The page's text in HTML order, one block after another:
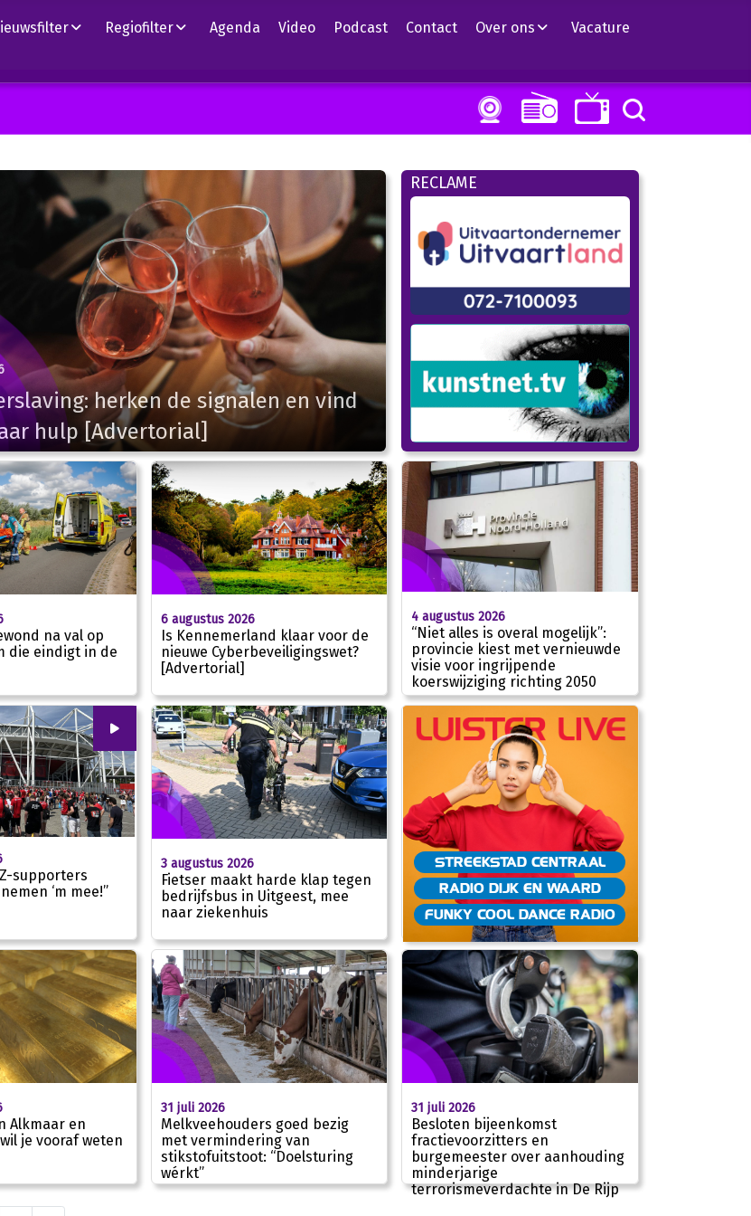
Regiofilter Agenda Video Podcast Contact Over ons Vacature
herken de signalen en vind
hulp [Advertorial]
RECLAME
na val op
die eindigt in de
6 augustus 2026
Is Kennemerland klaar voor de
nieuwe Cyberbeveiligingswet?
[Advertorial]
4 augustus 2026
“Niet alles is overal mogelijk”:
provincie kiest met vernieuwde
visie voor ingrijpende
koerswijziging richting 2050
00:00
supporters
‘m mee!”
3 augustus 2026
Fietser maakt harde klap tegen
bedrijfsbus in Uitgeest, mee
naar ziekenhuis
STREEKSTAD CENTRAAL
RADIO DIJK EN WAARD
FUNKY COOL DANCE RADIO
Alkmaar en
je vooraf weten
31 juli 2026
Melkveehouders goed bezig
met vermindering van
stikstofuitstoot: “Doelsturing
wérkt”
31 juli 2026
Besloten bijeenkomst
fractievoorzitters en
burgemeester over aanhouding
minderjarige
terrorismeverdachte in De Rijp